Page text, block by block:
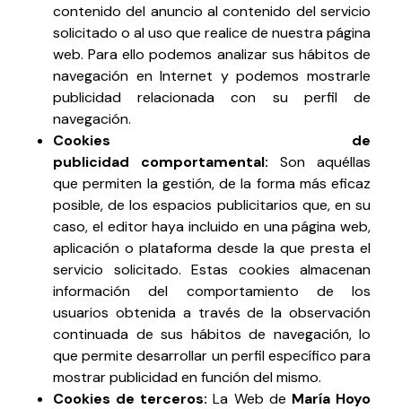
contenido del anuncio al contenido del servicio
solicitado o al uso que realice de nuestra página
web. Para ello podemos analizar sus hábitos de
navegación en Internet y podemos mostrarle
publicidad relacionada con su perfil de
navegación.
Cookies de
publicidad
comportamental: Son aquéllas
que permiten la gestión, de la forma más eficaz
posible, de los espacios publicitarios que, en su
caso, el editor haya incluido en una página web,
aplicación o plataforma desde la que presta el
servicio solicitado. Estas cookies almacenan
información del comportamiento de los
usuarios obtenida a través de la observación
continuada de sus hábitos de navegación, lo
que permite desarrollar un perfil específico para
mostrar publicidad en función del mismo.
Cookies de terceros: La Web de María Hoyo